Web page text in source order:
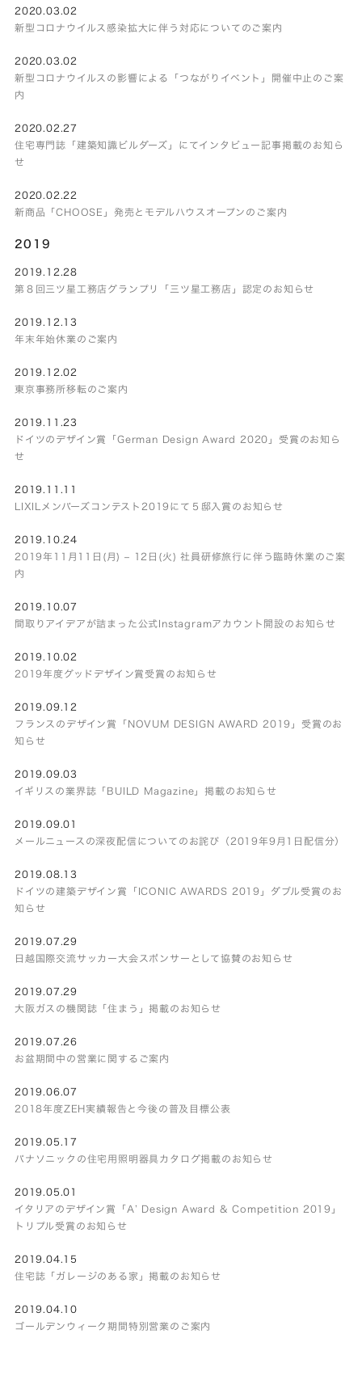
2020.03.02
新型コロナウイルス感染拡大に伴う対応についてのご案内
2020.03.02
新型コロナウイルスの影響による「つながりイベント」開催中止のご案
内
2020.02.27
住宅専門誌「建築知識ビルダーズ」にてインタビュー記事掲載のお知ら
せ
2020.02.22
新商品「CHOOSE」発売とモデルハウスオープンのご案内
2019
2019.12.28
第８回三ツ星工務店グランプリ「三ツ星工務店」認定のお知らせ
2019.12.13
年末年始休業のご案内
2019.12.02
東京事務所移転のご案内
2019.11.23
ドイツのデザイン賞「German Design Award 2020」受賞のお知ら
せ
2019.11.11
LIXILメンバーズコンテスト2019にて５邸入賞のお知らせ
2019.10.24
2019年11月11日(月) – 12日(火) 社員研修旅行に伴う臨時休業のご案
内
2019.10.07
間取りアイデアが詰まった公式Instagramアカウント開設のお知らせ
2019.10.02
2019年度グッドデザイン賞受賞のお知らせ
2019.09.12
フランスのデザイン賞「NOVUM DESIGN AWARD 2019」受賞のお
知らせ
2019.09.03
イギリスの業界誌「BUILD Magazine」掲載のお知らせ
2019.09.01
メールニュースの深夜配信についてのお詫び（2019年9月1日配信分）
2019.08.13
ドイツの建築デザイン賞「ICONIC AWARDS 2019」ダブル受賞のお
知らせ
2019.07.29
日越国際交流サッカー大会スポンサーとして協賛のお知らせ
2019.07.29
大阪ガスの機関誌「住まう」掲載のお知らせ
2019.07.26
お盆期間中の営業に関するご案内
2019.06.07
2018年度ZEH実績報告と今後の普及目標公表
2019.05.17
パナソニックの住宅用照明器具カタログ掲載のお知らせ
2019.05.01
イタリアのデザイン賞「A’ Design Award & Competition 2019」
トリプル受賞のお知らせ
2019.04.15
住宅誌「ガレージのある家」掲載のお知らせ
2019.04.10
ゴールデンウィーク期間特別営業のご案内